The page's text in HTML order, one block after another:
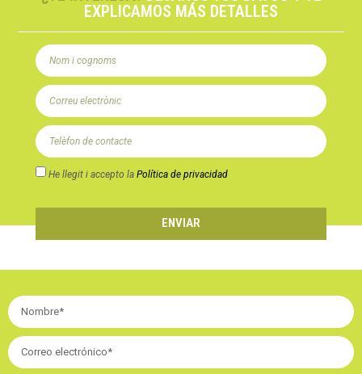
EXPLICAMOS MÁS DETALLES
He llegit i accepto la Política de privacidad
ENVIAR